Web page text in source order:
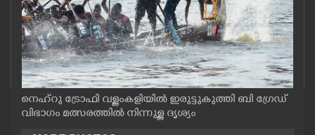
NEWS 360
CASE DIARY
CINEMA
നെഹ്റു ട്രോഫി വള്ളംകളിയിൽ ഇരുട്ടുകുത്തി ബി ഗ്രേഡ്
വിഭാഗം മത്സരത്തിൽ നിന്നുള്ള ദൃശ്യം